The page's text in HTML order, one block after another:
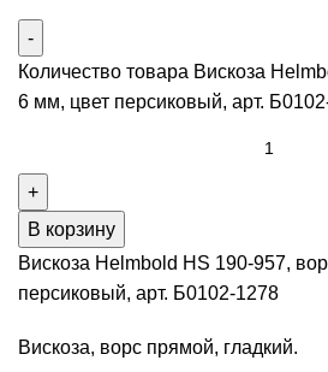
Количество товара Вискоза
6 мм, цвет персиковый, арт.
В корзину
Вискоза Helmbold HS 190-957,
персиковый, арт. Б0102-1278
Вискоза, ворс прямой, гладкий.